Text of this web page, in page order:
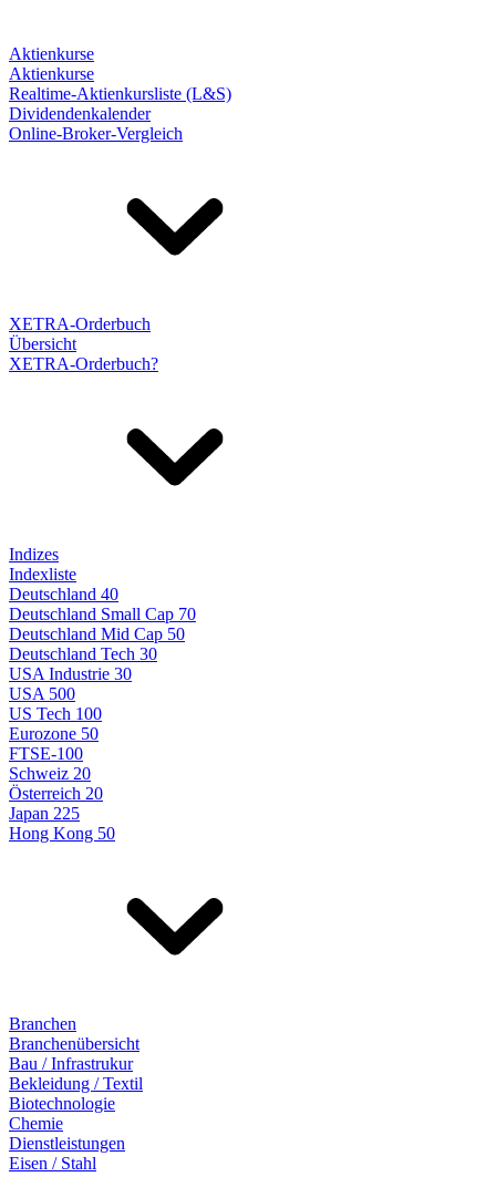
Aktienkurse
Aktienkurse
Realtime-Aktienkursliste (L&S)
Dividendenkalender
Online-Broker-Vergleich
XETRA-Orderbuch
Übersicht
XETRA-Orderbuch?
Indizes
Indexliste
Deutschland 40
Deutschland Small Cap 70
Deutschland Mid Cap 50
Deutschland Tech 30
USA Industrie 30
USA 500
US Tech 100
Eurozone 50
FTSE-100
Schweiz 20
Österreich 20
Japan 225
Hong Kong 50
Branchen
Branchenübersicht
Bau / Infrastrukur
Bekleidung / Textil
Biotechnologie
Chemie
Dienstleistungen
Eisen / Stahl